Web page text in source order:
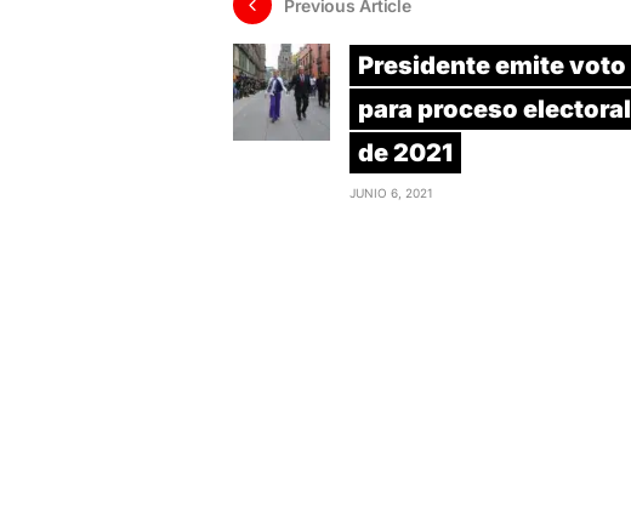
Previous Article
Presidente emite voto
para proceso electoral
de 2021
JUNIO 6, 2021